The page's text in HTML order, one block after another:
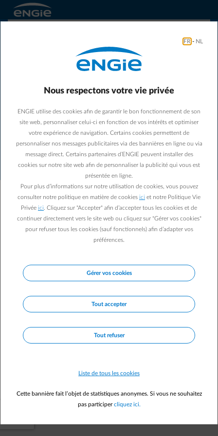
Une erreur de connexion est
survenue. Veuillez vérifier votre
connexion internet et réessayer.
Notre équipe a été informée de cette erreur. Notez
cet identifiant : NHSC-6122. Communiquez-le au
support si le problème persiste.
Vers la page d'accueil
FR - NL
Nous respectons votre vie privée
ENGIE utilise des cookies afin de garantir le bon fonctionnement de son
site web, personnaliser celui-ci en fonction de vos intérêts et optimiser
votre expérience de navigation. Certains cookies permettent de
personnaliser nos messages publicitaires via des bannières en ligne ou via
message direct. Certains partenaires d’ENGIE peuvent installer des
cookies sur notre site web afin de personnaliser la publicité qui vous est
présentée en ligne.
Pour plus d’informations sur notre utilisation de cookies, vous pouvez
consulter notre politique en matière de cookies ici et notre Politique Vie
Privée ici . Cliquez sur "Accepter" afin d’accepter tous les cookies et de
continuer directement vers le site web ou cliquez sur "Gérer vos cookies"
pour refuser tous les cookies (sauf fonctionnels) afin d’adapter vos
préférences.
Gérer vos cookies
Tout accepter
Tout refuser
Liste de tous les cookies
Cette bannière fait l’objet de statistiques anonymes. Si vous ne souhaitez
pas participercliquez ici.